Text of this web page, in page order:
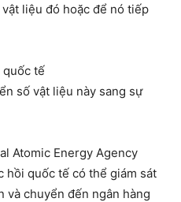
liệu đó hoặc để nó tiếp
quốc tế
số vật liệu này sang sự
Atomic Energy Agency
hồi quốc tế có thể giám sát
và chuyển đến ngân hàng